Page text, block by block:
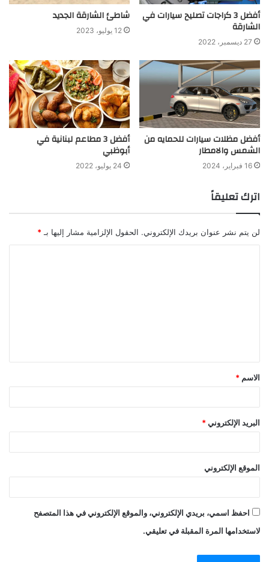
أفضل 3 كراجات تصليح سيارات في
الشارقة
27 ديسمبر، 2022
شاطئ الشارقة الجديد
12 يوليو، 2023
أفضل مظلات سيارات للحمايه من
الشمس والامطار
16 فبراير، 2024
أفضل 3 مطاعم لبنانية في
أبوظبي
24 يوليو، 2022
اترك تعليقاً
لن يتم نشر عنوان بريدك الإلكتروني. الحقول الإلزامية مشار إليها بـ *
الاسم *
البريد الإلكتروني *
الموقع الإلكتروني
احفظ اسمي، بريدي الإلكتروني، والموقع الإلكتروني في هذا المتصفح
لاستخدامها المرة المقبلة في تعليقي.